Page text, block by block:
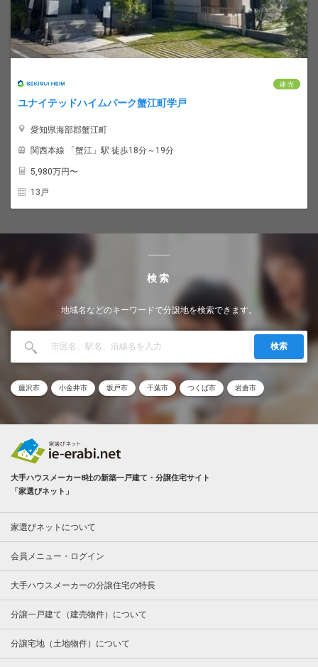
建 売
ユナイテッドハイムパーク蟹江町学戸
愛知県海部郡蟹江町
関西本線 「蟹江」駅 徒歩18分～19分
5,980万円〜
13戸
検索
地域名などのキーワードで分譲地を検索できます。
検索
藤沢市 小金井市 坂戸市 千葉市 つくば市 岩倉市
大手ハウスメーカー8社の新築一戸建て・分譲住宅サイト
「家選びネット」
家選びネットについて
会員メニュー・ログイン
大手ハウスメーカーの分譲住宅の特長
分譲一戸建て（建売物件）について
分譲宅地（土地物件）について